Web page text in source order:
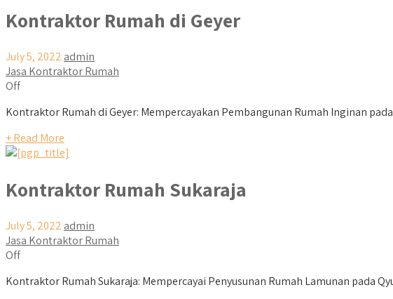
Kontraktor Rumah di Geyer
July 5, 2022 admin
Jasa Kontraktor Rumah
Off
Kontraktor Rumah di Geyer: Mempercayakan Pembangunan Rumah Inginan
+ Read More
Kontraktor Rumah Sukaraja
July 5, 2022 admin
Jasa Kontraktor Rumah
Off
Kontraktor Rumah Sukaraja: Mempercayai Penyusunan Rumah Lamunan pada